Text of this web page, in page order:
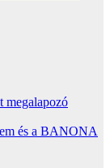
megalapozó
és a BANONA